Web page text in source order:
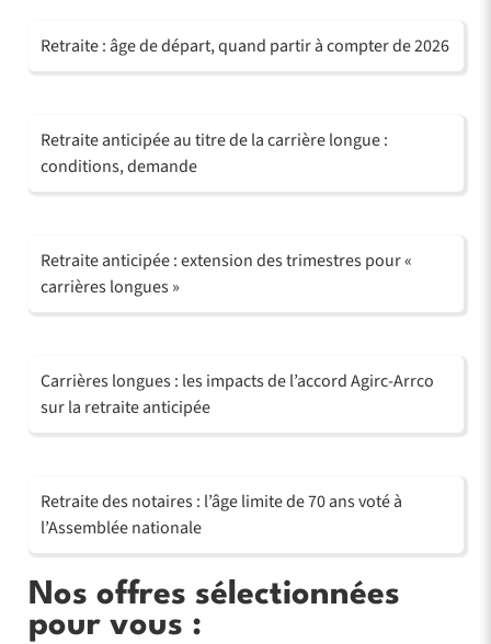
Retraite : âge de départ, quand partir à compter de 2026
Retraite anticipée au titre de la carrière longue :
conditions, demande
Retraite anticipée : extension des trimestres pour «
carrières longues »
Carrières longues : les impacts de l’accord Agirc-Arrco
sur la retraite anticipée
Retraite des notaires : l’âge limite de 70 ans voté à
l’Assemblée nationale
Nos offres sélectionnées
pour vous :